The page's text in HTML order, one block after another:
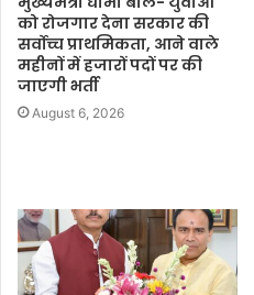
को रोजगार देना सरकार की
सर्वोच्च प्राथमिकता, आने वाले
महीनों में हजारों पदों पर की
जाएगी भर्ती
August 6, 2026